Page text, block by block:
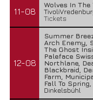
11-08
Wolves In The
Tickets
12-08
Summer
Arch Enemy,
The Ghost
Paleface
Northlane,
Blackbraid,
Farm,
Fall To
Dinkelsbühl